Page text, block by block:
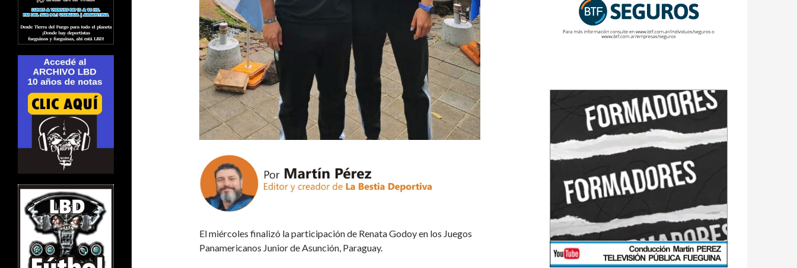
El miércoles finalizó la participación de Renata Godoy en los Juegos
Panamericanos Junior de Asunción, Paraguay.